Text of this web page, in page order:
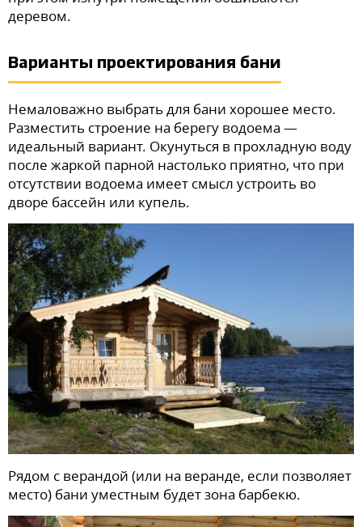
деревом.
Варианты проектирования бани
Немаловажно выбрать для бани хорошее место.
Разместить строение на берегу водоема —
идеальный вариант. Окунуться в прохладную воду
после жаркой парной настолько приятно, что при
отсутствии водоема имеет смысл устроить во
дворе бассейн или купель.
Рядом с верандой (или на веранде, если позволяет
место) бани уместным будет зона барбекю.